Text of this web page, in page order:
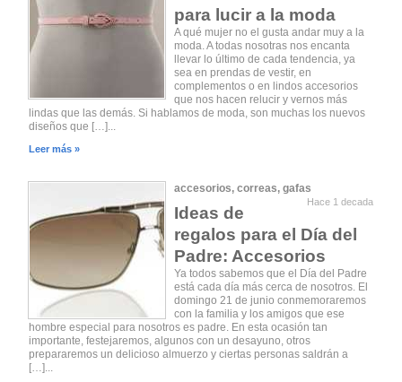
para lucir a la moda
A qué mujer no el gusta andar muy a la
moda. A todas nosotras nos encanta
llevar lo último de cada tendencia, ya
sea en prendas de vestir, en
complementos o en lindos accesorios
que nos hacen relucir y vernos más
lindas que las demás. Si hablamos de moda, son muchas los nuevos
diseños que […]...
Leer más »
accesorios,correas,gafas
Hace 1 decada
Ideas de
regalos para el Día del
Padre: Accesorios
Ya todos sabemos que el Día del Padre
está cada día más cerca de nosotros. El
domingo 21 de junio conmemoraremos
con la familia y los amigos que ese
hombre especial para nosotros es padre. En esta ocasión tan
importante, festejaremos, algunos con un desayuno, otros
prepararemos un delicioso almuerzo y ciertas personas saldrán a
[…]...